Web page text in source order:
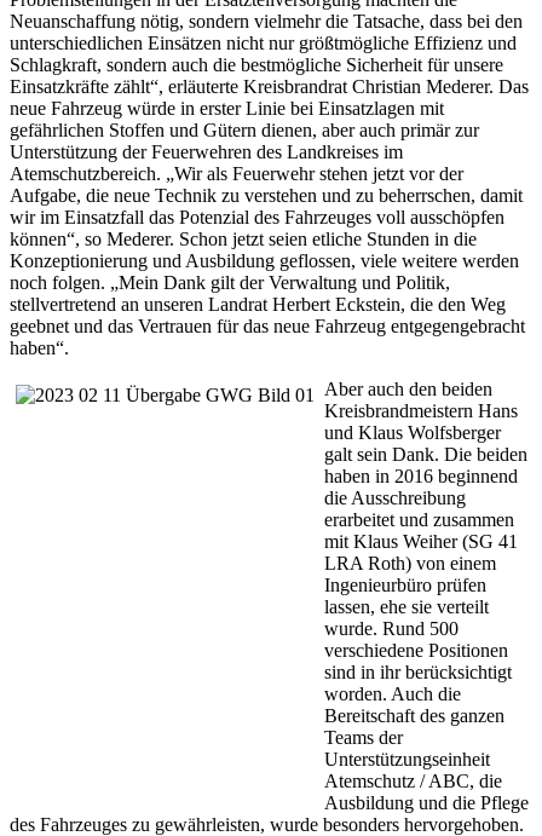
Neuanschaffung nötig, sondern vielmehr die Tatsache, dass bei den
unterschiedlichen Einsätzen nicht nur größtmögliche Effizienz und
Schlagkraft, sondern auch die bestmögliche Sicherheit für unsere
Einsatzkräfte zählt“, erläuterte Kreisbrandrat Christian Mederer. Das
neue Fahrzeug würde in erster Linie bei Einsatzlagen mit
gefährlichen Stoffen und Gütern dienen, aber auch primär zur
Unterstützung der Feuerwehren des Landkreises im
Atemschutzbereich. „Wir als Feuerwehr stehen jetzt vor der
Aufgabe, die neue Technik zu verstehen und zu beherrschen, damit
wir im Einsatzfall das Potenzial des Fahrzeuges voll ausschöpfen
können“, so Mederer. Schon jetzt seien etliche Stunden in die
Konzeptionierung und Ausbildung geflossen, viele weitere werden
noch folgen. „Mein Dank gilt der Verwaltung und Politik,
stellvertretend an unseren Landrat Herbert Eckstein, die den Weg
geebnet und das Vertrauen für das neue Fahrzeug entgegengebracht
haben“.
Aber auch den beiden
Kreisbrandmeistern Hans
und Klaus Wolfsberger
galt sein Dank. Die beiden
haben in 2016 beginnend
die Ausschreibung
erarbeitet und zusammen
mit Klaus Weiher (SG 41
LRA Roth) von einem
Ingenieurbüro prüfen
lassen, ehe sie verteilt
wurde. Rund 500
verschiedene Positionen
sind in ihr berücksichtigt
worden. Auch die
Bereitschaft des ganzen
Teams der
Unterstützungseinheit
Atemschutz / ABC, die
Ausbildung und die Pflege
des Fahrzeuges zu gewährleisten, wurde besonders hervorgehoben.